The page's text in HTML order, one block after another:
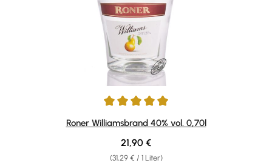
Durchschnittliche Bewertung von 4.92 von 5 Sternen
Roner Williamsbrand 40% vol. 0,70l
(31,29 € / 1 Liter)
Regulärer Preis:
21,90 €